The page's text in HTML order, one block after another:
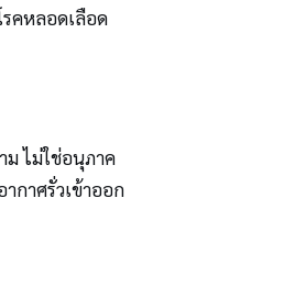
รคหลอดเลือด
ม ไม่ใช่อนุภาค
กาศรั่วเข้าออก